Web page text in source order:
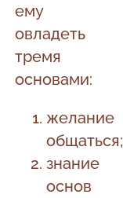
ему
овладеть
тремя
основами:
желание
общаться;
знание
основ